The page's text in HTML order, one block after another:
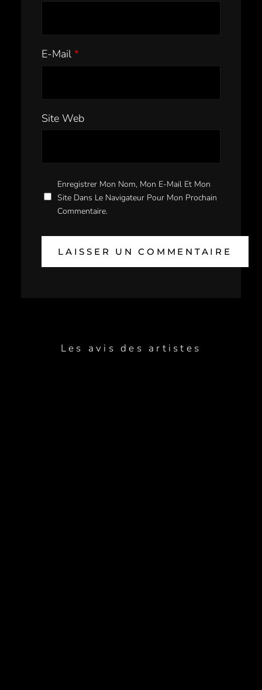
E-Mail *
Site Web
Enregistrer Mon Nom, Mon E-Mail Et Mon
Site Dans Le Navigateur Pour Mon Prochain
Commentaire.
Les avis des artistes